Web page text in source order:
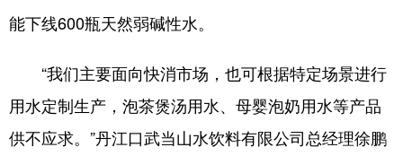
能下线600瓶天然弱碱性水。
“我们主要面向快消市场，也可根据特定场景进行
用水定制生产，泡茶煲汤用水、母婴泡奶用水等产品
供不应求。”丹江口武当山水饮料有限公司总经理徐鹏